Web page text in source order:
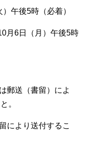
午後5時（必着）
月6日（月）午後5時
郵送（書留）によ
。
により送付するこ